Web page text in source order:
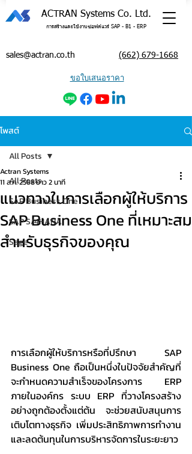
ACTRAN Systems Co. Ltd.
การสร้างและใช้งานซอฟต์แวร์ SAP - B1 - ERP
sales@actran.co.th (662) 679-1668
ขอใบเสนอราคา
โพสต์
All Posts
SAP Business One
SAP S/4HANA
Sage
All Posts
แนวทางในการเลือกผู้ให้บริการ
SAP Business One ที่เหมาะสม
สำหรับธุรกิจของคุณ
Actran Systems
11 ส.ค. 2568ยาว 2 นาที
การเลือกผู้ให้บริการหรือที่ปรึกษา SAP
Business One ถือเป็นหนึ่งในปัจจัยสำคัญที่
จะกำหนดความสำเร็จของโครงการ ERP
ภายในองค์กร ระบบ ERP ที่วางโครงสร้าง
อย่างถูกต้องตั้งแต่ต้น จะช่วยสนับสนุนการ
เติบโตทางธุรกิจ เพิ่มประสิทธิภาพการทำงาน
และลดต้นทุนในการบริหารจัดการในระยะยาว